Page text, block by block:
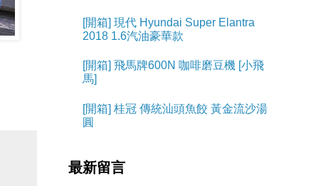
[開箱] 現代 Hyundai Super Elantra
2018 1.6汽油豪華款
[開箱] 飛馬牌600N 咖啡磨豆機 [小飛
馬]
[開箱] 桂冠 傳統汕頭魚餃 黃金流沙湯
圓
最新留言